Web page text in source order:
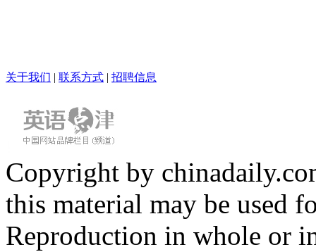
关于我们 | 联系方式 | 招聘信息
Copyright by
this material may be used
Reproduction in whole or